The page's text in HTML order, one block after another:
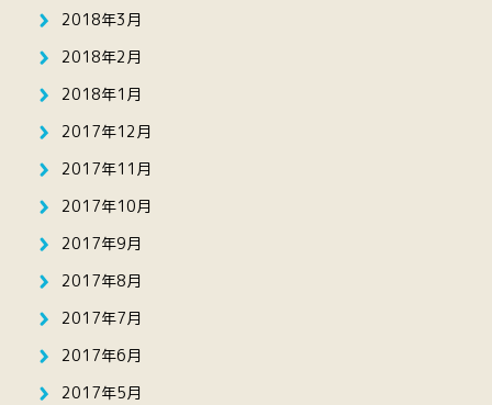
2018年3月
2018年2月
2018年1月
2017年12月
2017年11月
2017年10月
2017年9月
2017年8月
2017年7月
2017年6月
2017年5月